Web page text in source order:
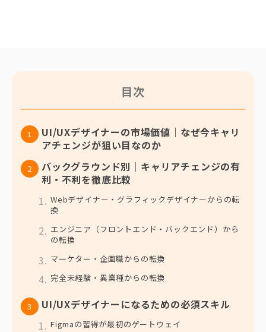
目次
UI/UXデザイナーの市場価値｜なぜ今キャリ
アチェンジが狙い目なのか
バックグラウンド別｜キャリアチェンジの有
利・不利を徹底比較
Webデザイナー・グラフィックデザイナーからの転
換
エンジニア（フロントエンド・バックエンド）から
の転換
マーケター・企画職からの転換
完全未経験・異業種からの転換
UI/UXデザイナーになるための必須スキル
Figmaの習得が最初のゲートウェイ